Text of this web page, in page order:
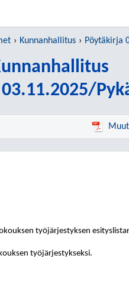
Kunnanhallitus Pöytäkirja
työjärjestyksen
työjärjestykseksi.